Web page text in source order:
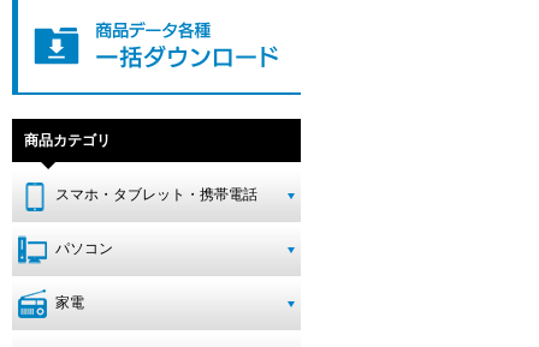
商品カテゴリ
スマホ・タブレット・携帯電話
パソコン
家電